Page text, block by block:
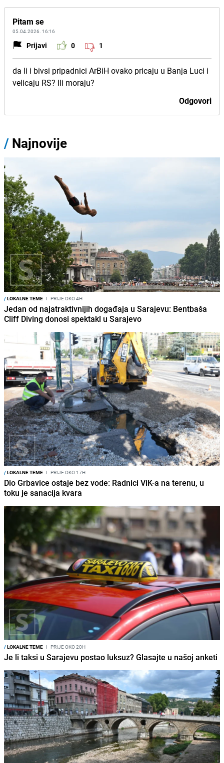
Pitam se
05.04.2026. 16:16
Prijavi 0 1
da li i bivsi pripadnici ArBiH ovako pricaju u Banja Luci i
velicaju RS? Ili moraju?
Odgovori
/ Najnovije
/LOKALNE TEME I PRIJE OKO 4H
Jedan od najatraktivnijih događaja u Sarajevu: Bentbaša
Cliff Diving donosi spektakl u Sarajevo
/LOKALNE TEME I PRIJE OKO 17H
Dio Grbavice ostaje bez vode: Radnici ViK-a na terenu, u
toku je sanacija kvara
/LOKALNE TEME I PRIJE OKO 20H
Je li taksi u Sarajevu postao luksuz? Glasajte u našoj anketi